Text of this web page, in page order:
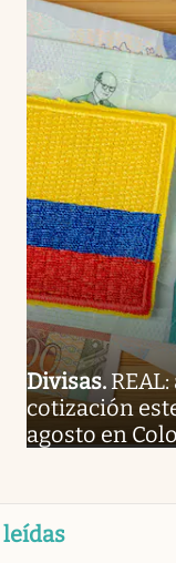
Divisas.
cotización
agosto en
leídas